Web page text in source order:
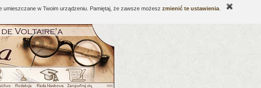
w Twoim urządzeniu. Pamiętaj, że zawsze możesz zmienić te ustawienia